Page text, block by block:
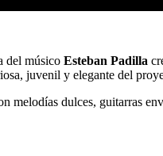
del músico Esteban Padilla
juvenil y elegante del
melodías dulces, guitarras